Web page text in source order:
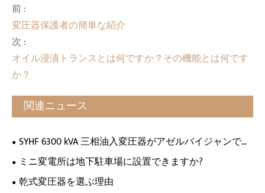
前 :
変圧器保護者の簡単な紹介
次 :
オイル浸漬トランスとは何ですか？その機能とは何です
か？
関連ニュース
SYHF 6300 kVA 三相油入変圧器がアゼルバイジャンで広
く評価され、地元テレビで紹介されました
ミニ変電所は地下駐車場に設置できますか?
乾式変圧器を選ぶ理由